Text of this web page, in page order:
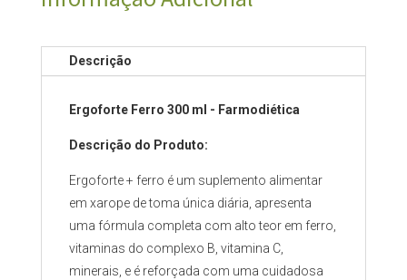
Descrição
Ergoforte Ferro 300 ml - Farmodiética
Descrição do Produto:
Ergoforte + ferro é um suplemento alimentar
em xarope de toma única diária, apresenta
uma fórmula completa com alto teor em ferro,
vitaminas do complexo B, vitamina C,
minerais, e é reforçada com uma cuidadosa